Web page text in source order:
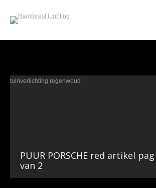
PUUR PORSCHE red artikel pag
van 2